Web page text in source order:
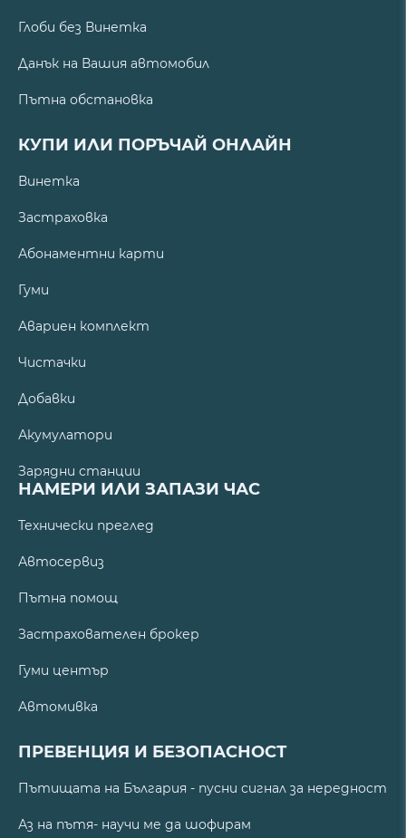
Глоби без Винетка
Данък на Вашия автомобил
Пътна обстановка
КУПИ ИЛИ ПОРЪЧАЙ ОНЛАЙН
Винетка
Застраховка
Абонаментни карти
Гуми
Авариен комплект
Чистачки
Добавки
Акумулатори
Зарядни станции
НАМЕРИ ИЛИ ЗАПАЗИ ЧАС
Технически преглед
Автосервиз
Пътна помощ
Застрахователен брокер
Гуми център
Автомивка
ПРЕВЕНЦИЯ И БЕЗОПАСНОСТ
Пътищата на България - пусни сигнал за нередност
Аз на пътя- научи ме да шофирам